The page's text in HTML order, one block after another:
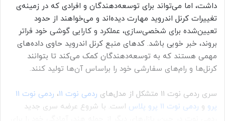
داشت، اما می‌تواند برای توسعه‌دهندگان و افرادی که در زمینه‌ی
تغییرات کرنل اندروید مهارت دیده‌اند و می‌خواهند از حدود
تعیین‌شده برای شخصی‌سازی، عملکرد و کارایی گوشی خود فراتر
بروند، خبر خوبی باشد. کدهای منبع کرنل اندروید حاوی داده‌های
مهمی هستند که به توسعه‌دهندگان کمک می‌کند تا بتوانند
کرنل‌ها و رام‌های سفارشی خود را براساس آن‌ها تولید کنند.
سری ردمی نوت ۱۱ متشکل از مدل‌های ردمی نوت ۱۱ ،
ردمی نوت ۱۱
پرو و ردمی نوت ۱۱ پرو پلاس
است. با شروع عرضه سری جدید